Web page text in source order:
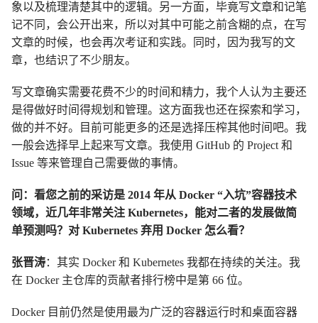
象以及梳理清楚其中的逻辑。另一方面，毕竟写文章和记笔
记不同，会公开出来，所以对其中可能之前含糊的点，在写
文章的时候，也会再次考证和实践。同时，因为我写的文
章，也结识了不少朋友。
写文章确实需要花费不少的时间和精力，我个人认为主要还
是得做好时间得规划和管理。这方面我也还在探索和学习，
做的并不好。目前可能更多的还是选择压榨其他时间吧。我
一般会选择早上起来写文章。我使用 GitHub 的 Project 和
Issue 等来管理自己需要做的事情。
问：看您之前的采访是 2014 年从 Docker “入坑”容器技术
领域，近几年非常关注 Kubernetes，能对二者的发展做简
单预测吗？对 Kubernetes 弃用 Docker 怎么看？
张晋涛：其实 Docker 和 Kubernetes 我都在持续的关注。我
在 Docker 主仓库的贡献者排行榜中是第 66 位。
Docker 目前仍然是使用最为广泛的容器运行时和桌面容器